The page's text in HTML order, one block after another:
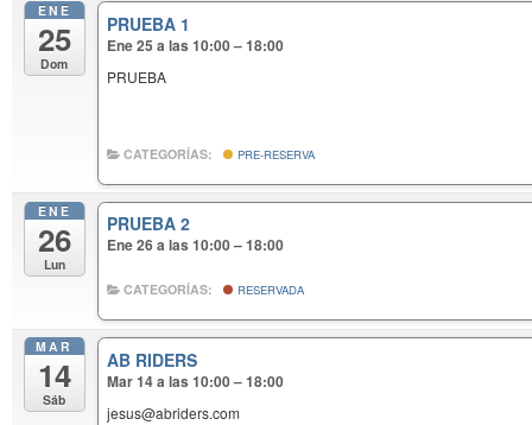
ENE
25
Dom
PRUEBA 1
Ene 25 a las 10:00 – 18:00
PRUEBA
CATEGORÍAS: PRE-RESERVA
ENE
26
Lun
PRUEBA 2
Ene 26 a las 10:00 – 18:00
CATEGORÍAS: RESERVADA
MAR
14
Sáb
AB RIDERS
Mar 14 a las 10:00 – 18:00
jesus@abriders.com